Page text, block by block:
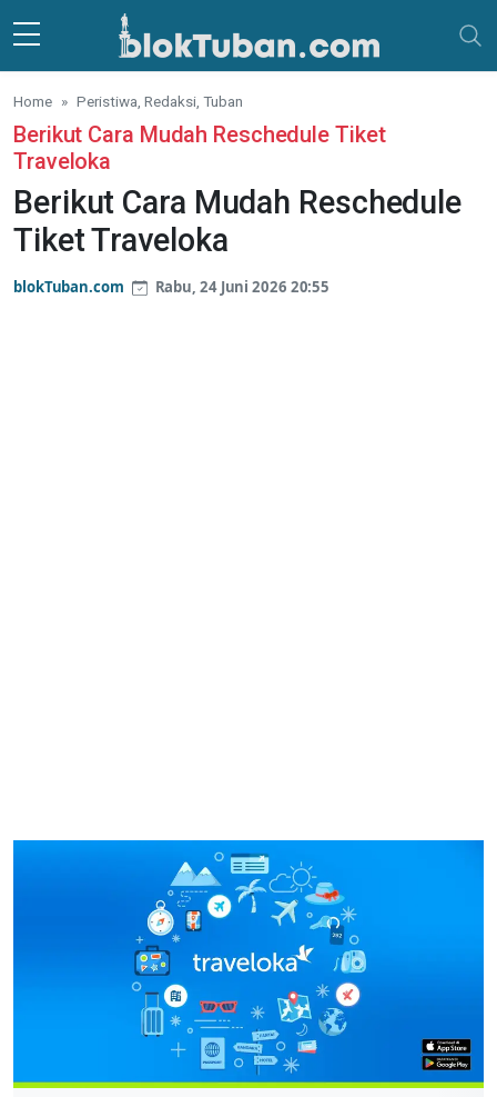
Skip to main content
Home Peristiwa, Redaksi, Tuban
Berikut Cara Mudah Reschedule Tiket
Traveloka
Berikut Cara Mudah Reschedule
Tiket Traveloka
blokTuban.com Rabu, 24 Juni 2026 20:55